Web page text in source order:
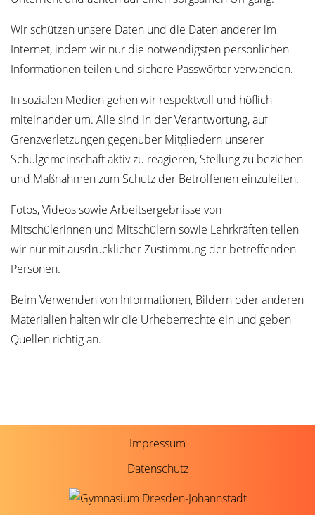
Wir schützen unsere Daten und die Daten anderer im
Internet, indem wir nur die notwendigsten persönlichen
Informationen teilen und sichere Passwörter verwenden.
In sozialen Medien gehen wir respektvoll und höflich
miteinander um. Alle sind in der Verantwortung, auf
Grenzverletzungen gegenüber Mitgliedern unserer
Schulgemeinschaft aktiv zu reagieren, Stellung zu beziehen
und Maßnahmen zum Schutz der Betroffenen einzuleiten.
Fotos, Videos sowie Arbeitsergebnisse von
Mitschülerinnen und Mitschülern sowie Lehrkräften teilen
wir nur mit ausdrücklicher Zustimmung der betreffenden
Personen.
Beim Verwenden von Informationen, Bildern oder anderen
Materialien halten wir die Urheberrechte ein und geben
Quellen richtig an.
Impressum
Datenschutz